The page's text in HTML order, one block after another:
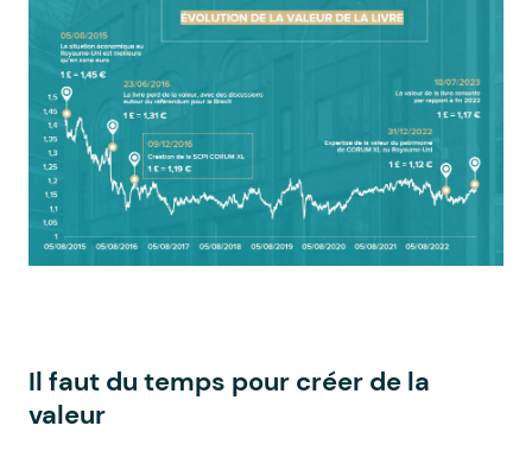
Il faut du temps pour créer de la
valeur